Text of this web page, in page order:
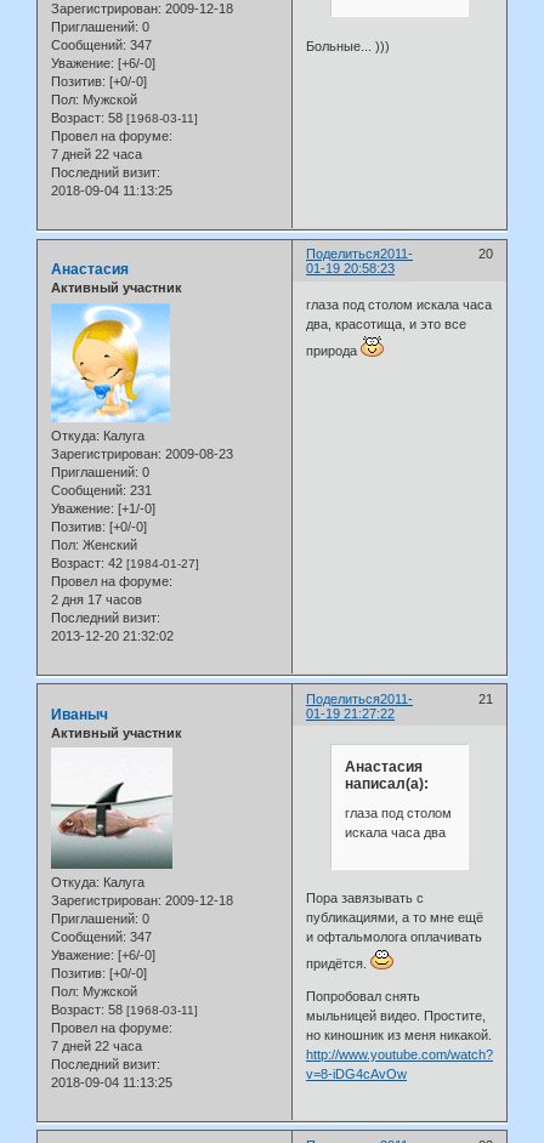
Зарегистрирован: 2009-12-18
Приглашений: 0
Сообщений: 347
Уважение: [+6/-0]
Позитив: [+0/-0]
Пол: Мужской
Возраст: 58 [1968-03-11]
Провел на форуме:
7 дней 22 часа
Последний визит:
2018-09-04 11:13:25
Больные... )))
Поделиться 20
2011-
01-19 20:58:23
Анастасия
Активный участник
Откуда: Калуга
Зарегистрирован: 2009-08-23
Приглашений: 0
Сообщений: 231
Уважение: [+1/-0]
Позитив: [+0/-0]
Пол: Женский
Возраст: 42 [1984-01-27]
Провел на форуме:
2 дня 17 часов
Последний визит:
2013-12-20 21:32:02
глаза под столом искала часа
два, красотища, и это все
природа
Поделиться 21
2011-
01-19 21:27:22
Иваныч
Активный участник
Откуда: Калуга
Зарегистрирован: 2009-12-18
Приглашений: 0
Сообщений: 347
Уважение: [+6/-0]
Позитив: [+0/-0]
Пол: Мужской
Возраст: 58 [1968-03-11]
Провел на форуме:
7 дней 22 часа
Последний визит:
2018-09-04 11:13:25
Анастасия
написал(а):
глаза под столом
искала часа два
Пора завязывать с
публикациями, а то мне ещё
и офтальмолога оплачивать
придётся.
Попробовал снять
мыльницей видео. Простите,
но киношник из меня никакой.
http://www.youtube.com/watch?
v=8-iDG4cAvOw